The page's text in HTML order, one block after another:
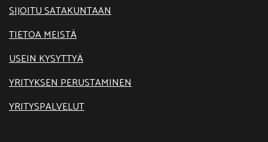
SIJOITU SATAKUNTAAN
TIETOA MEISTÄ
USEIN KYSYTTYÄ
YRITYKSEN PERUSTAMINEN
YRITYSPALVELUT